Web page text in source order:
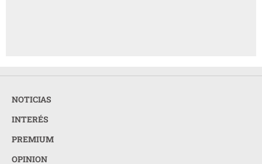
NOTICIAS
INTERÉS
PREMIUM
OPINION